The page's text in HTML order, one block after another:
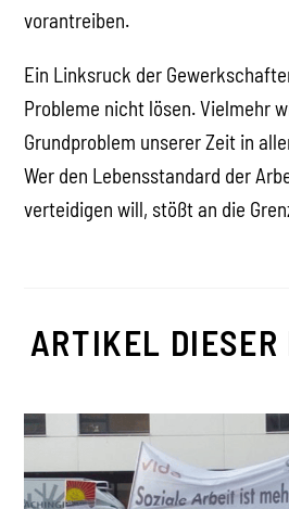
vorantreiben.
Ein Linksruck der
Probleme nicht lösen. Vielmehr
Grundproblem unserer Zeit in
Wer den Lebensstandard der
verteidigen will, stößt an die
ARTIKEL DIESER